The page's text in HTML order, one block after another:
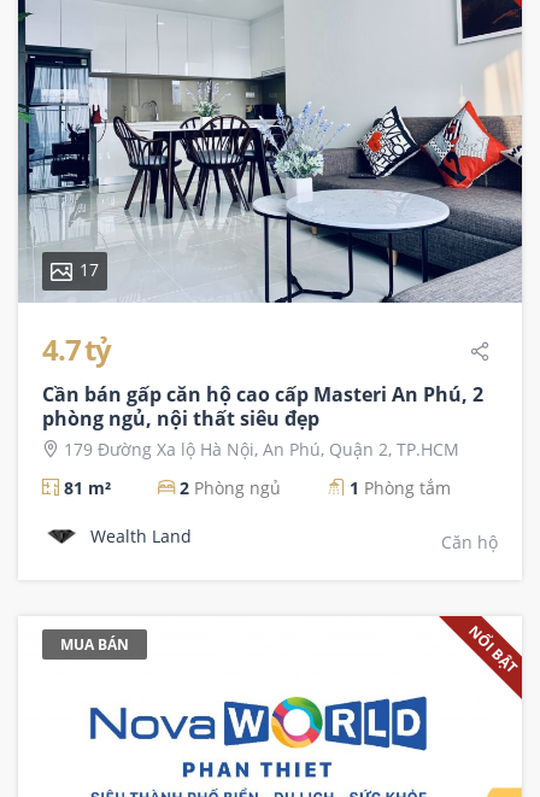
17
4.7 tỷ
Cần bán gấp căn hộ cao cấp Masteri An Phú, 2
phòng ngủ, nội thất siêu đẹp
179 Đường Xa lộ Hà Nội, An Phú, Quận 2, TP.HCM
81 m²
2 Phòng ngủ 1 Phòng tắm
Wealth Land Căn hộ
MUA BÁN NỔI BẬT